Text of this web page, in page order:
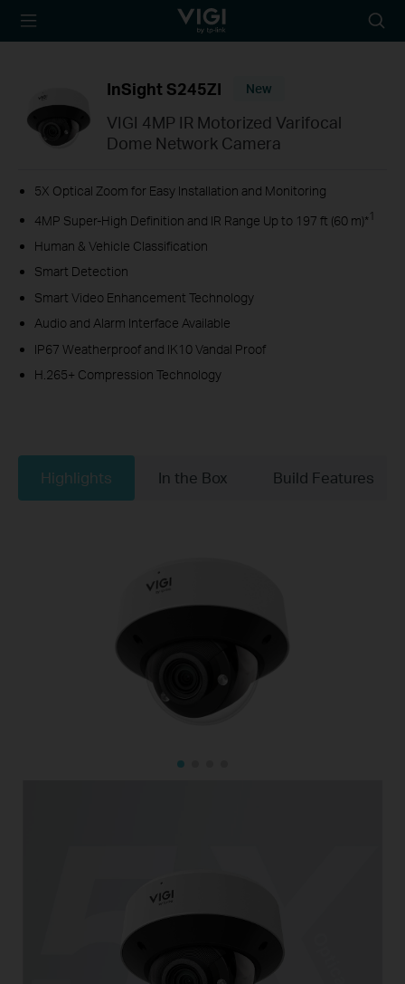
TP-Link, Reliably
icon
InSight S245ZI New
VIGI 4MP IR Motorized Varifocal
Dome Network Camera
5X Optical Zoom for Easy Installation and Monitoring
4MP Super-High Definition and IR Range Up to 197 ft (60 m)* 1
Human & Vehicle Classification
Smart Detection
Smart Video Enhancement Technology
Audio and Alarm Interface Available
IP67 Weatherproof and IK10 Vandal Proof
H.265+ Compression Technology
Highlights In the Box Build Features